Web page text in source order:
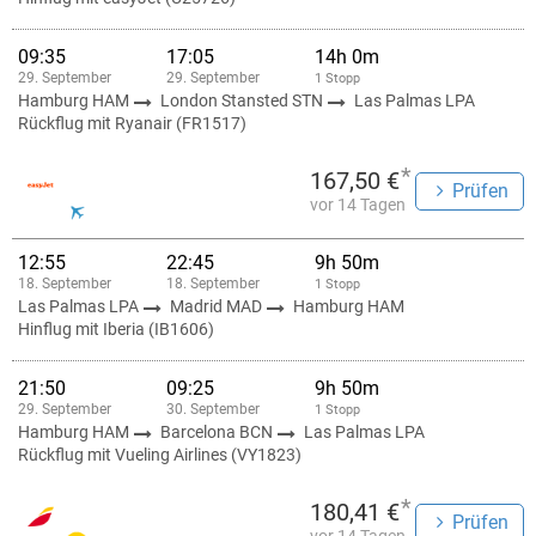
09:35
29. September
17:05
29. September
14h 0m
1 Stopp
Hamburg HAM London Stansted STN
Las Palmas LPA
Rückflug mit Ryanair (FR1517)
167,50 €*
vor 14 Tagen
Prüfen
12:55
18. September
22:45
18. September
9h 50m
1 Stopp
Las Palmas LPA Madrid MAD
Hamburg HAM
Hinflug mit Iberia (IB1606)
21:50
29. September
09:25
30. September
9h 50m
1 Stopp
Hamburg HAM Barcelona BCN
Las Palmas LPA
Rückflug mit Vueling Airlines (VY1823)
180,41 €*
Prüfen